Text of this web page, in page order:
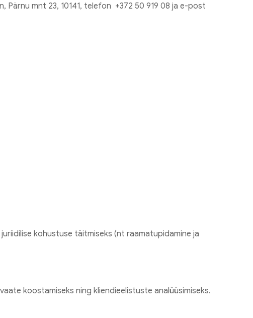
Pärnu mnt 23, 10141, telefon +372 50 919 08 ja e-post
kohustuse täitmiseks (nt raamatupidamine ja
koostamiseks ning kliendieelistuste analüüsimiseks.